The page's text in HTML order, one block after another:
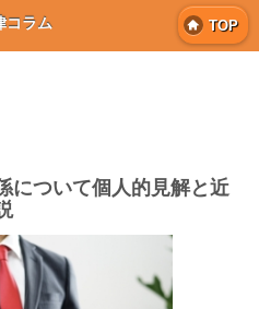
コラム TOP
について個人的見解と近